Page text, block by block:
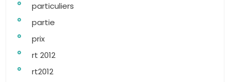
particuliers
partie
prix
rt 2012
rt2012